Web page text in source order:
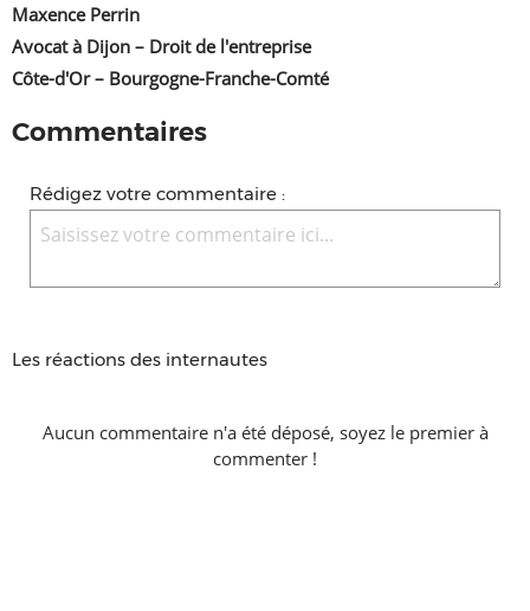
Maxence Perrin
Avocat à Dijon – Droit de l'entreprise
Côte-d'Or – Bourgogne-Franche-Comté
Commentaires
Rédigez votre commentaire :
Les réactions des internautes
Aucun commentaire n'a été déposé, soyez le premier à
commenter !